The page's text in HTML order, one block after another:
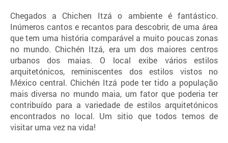
Chegados a Chichen Itzá o ambiente é fantástico.
Inúmeros cantos e recantos para descobrir, de uma área
que tem uma história comparável a muito poucas zonas
no mundo. Chichén Itzá, era um dos maiores centros
urbanos dos maias. O local exibe vários estilos
arquitetónicos, reminiscentes dos estilos vistos no
México central. Chichén Itzá pode ter tido a população
mais diversa no mundo maia, um fator que poderia ter
contribuído para a variedade de estilos arquitetónicos
encontrados no local. Um sitio que todos temos de
visitar uma vez na vida!